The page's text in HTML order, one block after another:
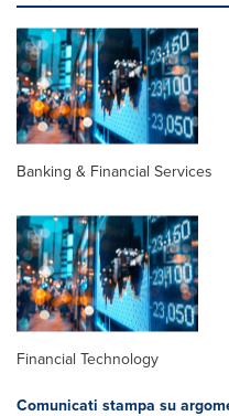
Banking & Financial Services
Financial Technology
Comunicati stampa su